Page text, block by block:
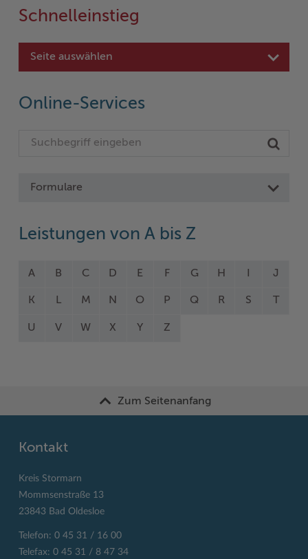
Schnelleinstieg
Seite auswählen
Online-Services
Formulare
Leistungen von A bis Z
A B C D E F G H J
K L M N O P Q R S T
U V W X Y Z
Zum Seitenanfang
Kontakt
Kreis Stormarn
Mommsenstraße 13
23843 Bad Oldesloe
Telefon: 0 45 31 / 16 00
Telefax: 0 45 31 / 8 47 34